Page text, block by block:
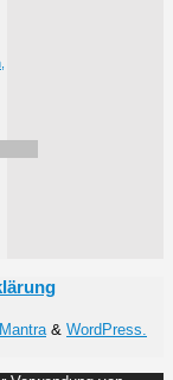
Mantra & WordPress.